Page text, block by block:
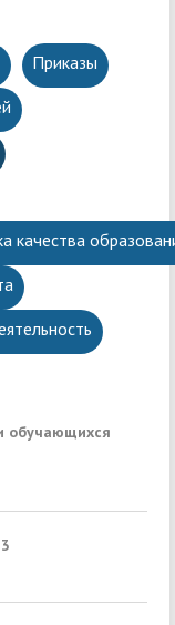
Приказы
качества
обучающихся